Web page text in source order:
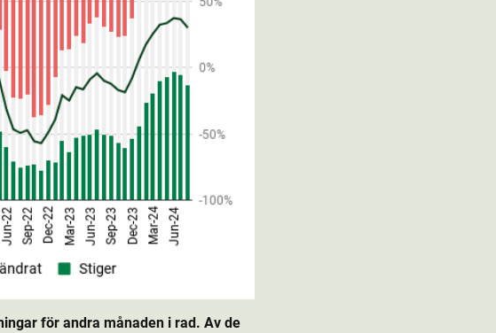
för andra månaden i rad. Av de